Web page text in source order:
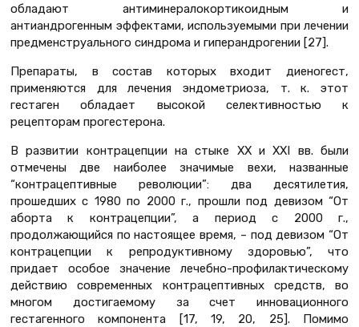
обладают антиминералокортикоидным и
антиандрогенным эффектами, используемыми при лечении
предменструального синдрома и гиперандрогении [27].
Препараты, в состав которых входит диеногест,
применяются для лечения эндометриоза, т. к. этот
гестаген обладает высокой селективностью к
рецепторам прогестерона.
В развитии контрацепции на стыке XX и XXI вв. были
отмечены две наиболее значимые вехи, названные
“контрацептивные революции”: два десятилетия,
прошедших с 1980 по 2000 г., прошли под девизом “От
аборта к контрацепции”, а период с 2000 г.,
продолжающийся по настоящее время, – под девизом “От
контрацепции к репродуктивному здоровью”, что
придает особое значение лечебно-профилактическому
действию современных контрацептивных средств, во
многом достигаемому за счет инновационного
гестагенного компонента [17, 19, 20, 25]. Помимо